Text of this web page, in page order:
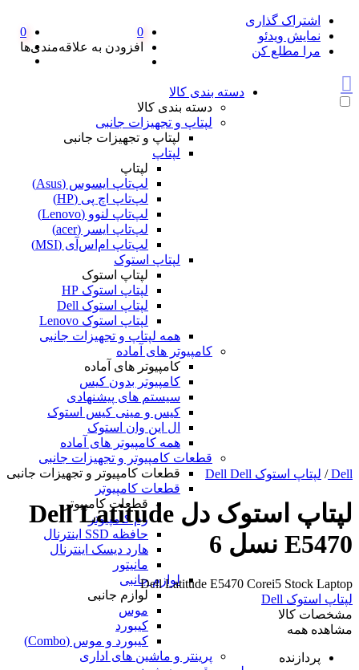
اشتراک گذاری
نمایش ویدئو
مرا مطلع کن
0
افزودن به علاقه‌مندی‌ها
0
دسته بندی کالا
دسته بندی کالا
لپتاپ و تجهیزات جانبی
لپتاپ و تجهیزات جانبی
لپتاپ
لپتاپ
لپ‌تاپ ایسوس (Asus)
لپ‌تاپ اچ پی (HP)
لپ‌تاپ لنوو (Lenovo)
لپ‌تاپ ایسر (acer)
لپ‌تاپ ام‌اس‌آی (MSI)
لپتاپ استوک
لپتاپ استوک
لپتاپ استوک HP
لپتاپ استوک Dell
لپتاپ استوک Lenovo
همه لپتاپ و تجهیزات جانبی
کامپیوتر های آماده
کامپیوتر های آماده
کامپیوتر بدون کیس
سیستم های پیشنهادی
کیس و مینی کیس استوک
ال این وان استوک
همه کامپیوتر های آماده
قطعات کامپیوتر و تجهیزات جانبی
قطعات کامپیوتر و تجهیزات جانبی
قطعات کامپیوتر
قطعات کامپیوتر
رم کامپیوتر
حافظه SSD اینترنال
هارد دیسک اینترنال
مانیتور
لوازم جانبی
لوازم جانبی
موس
کیبورد
کیبورد و موس (Combo)
پرینتر و ماشین های اداری
Dell
/ لپتاپ استوک Dell Dell
لپتاپ استوک دل Dell Latitude
E5470 نسل 6
Dell Latitude E5470 Corei5 Stock Laptop
لپتاپ استوک Dell
مشخصات کالا
مشاهده همه
پردازنده